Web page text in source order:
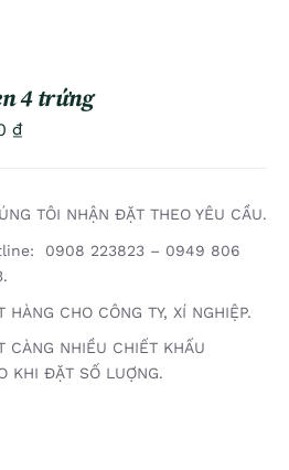
4 trứng
₫
TÔI NHẬN ĐẶT THEO YÊU CẦU.
0908 223823 – 0949 806
HÀNG CHO CÔNG TY, XÍ NGHIỆP.
CÀNG NHIỀU CHIẾT KHẤU
KHI ĐẶT SỐ LUỢNG.